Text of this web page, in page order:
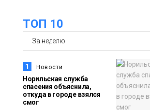
Спорт
14:30
Новости
Ленинский
частично
связи с Днём
рождения
ТОП 10
1 Новости
Норильская служба
спасения объяснила,
откуда в городе взялся
смог